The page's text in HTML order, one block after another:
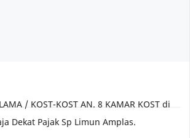
/ KOST-KOST AN. 8 KAMAR KOST di
Dekat Pajak Sp Limun Amplas.